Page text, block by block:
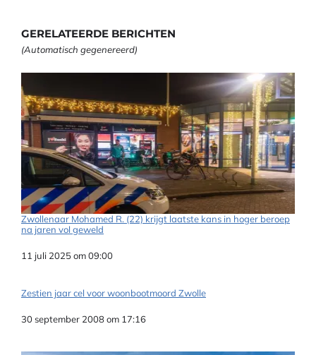
GERELATEERDE BERICHTEN
(Automatisch gegenereerd)
Zwollenaar Mohamed R. (22) krijgt laatste kans in hoger beroep
na jaren vol geweld
Datum
11 juli 2025 om 09:00
Zestien jaar cel voor woonbootmoord Zwolle
Datum
30 september 2008 om 17:16